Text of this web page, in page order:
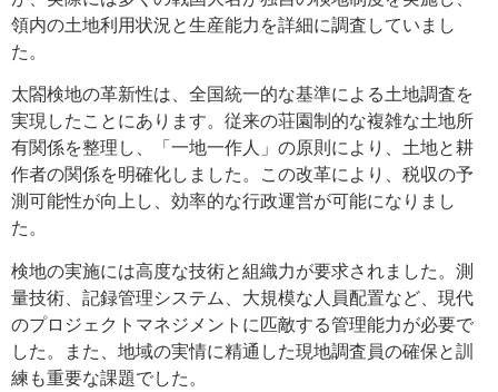
領内の土地利用状況と生産能力を詳細に調査していまし
た。
太閤検地の革新性は、全国統一的な基準による土地調査を
実現したことにあります。従来の荘園制的な複雑な土地所
有関係を整理し、「一地一作人」の原則により、土地と耕
作者の関係を明確化しました。この改革により、税収の予
測可能性が向上し、効率的な行政運営が可能になりまし
た。
検地の実施には高度な技術と組織力が要求されました。測
量技術、記録管理システム、大規模な人員配置など、現代
のプロジェクトマネジメントに匹敵する管理能力が必要で
した。また、地域の実情に精通した現地調査員の確保と訓
練も重要な課題でした。